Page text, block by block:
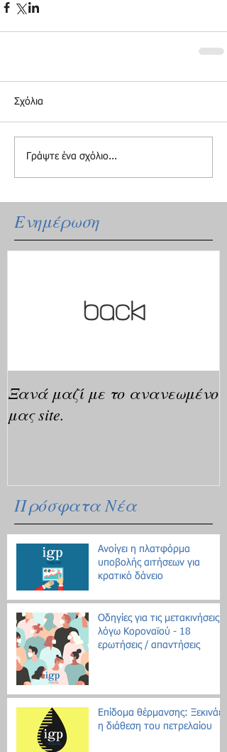
Ενημέρωση
Πρόσφατα Νέα
Σχόλια
Γράψτε ένα σχόλιο...
Ξανά μαζί με το ανανεωμένο
μας site.
Ανοίγει η πλατφόρμα
υποβολής αιτήσεων για
κρατικό δάνειο
Οδηγίες για τις μετακινήσεις
λόγω Κοροναϊού - 18
ερωτήσεις / απαντήσεις
Επίδομα θέρμανσης: Ξεκινάει
η διάθεση του πετρελαίου